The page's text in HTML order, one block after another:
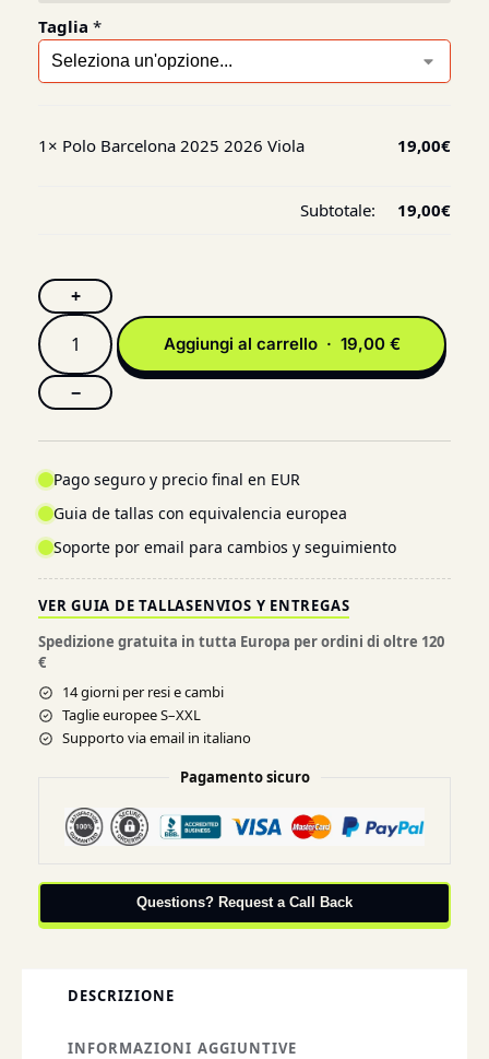
Taglia *
1× Polo Barcelona 2025 2026 Viola 19,00€
Subtotale: 19,00€
+
−
Aggiungi al carrello · 19,00 €
Pago seguro y precio final en EUR
Guia de tallas con equivalencia europea
Soporte por email para cambios y seguimiento
VER GUIA DE TALLASENVIOS Y ENTREGAS
Spedizione gratuita in tutta Europa per ordini di oltre 120
€
14 giorni per resi e cambi
Taglie europee S–XXL
Supporto via email in italiano
Pagamento sicuro
Questions? Request a Call Back
DESCRIZIONE
INFORMAZIONI AGGIUNTIVE